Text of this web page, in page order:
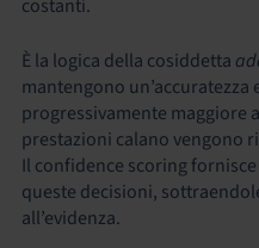
costanti.
È la logica della cosiddetta
mantengono
progressivamente maggiore
prestazioni calano vengono
Il confidence scoring
queste decisioni,
all’evidenza.